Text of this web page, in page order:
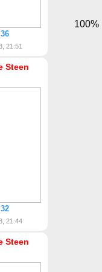
21:51
Steen
21:44
Steen